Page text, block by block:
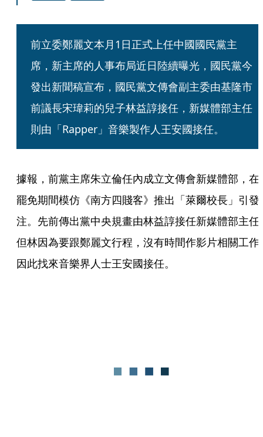
前立委鄭麗文本月1日正式上任中國國民黨主
席，新主席的人事布局近日陸續曝光，國民黨今
發出新聞稿宣布，國民黨文傳會副主委由基隆市
前議長宋瑋莉的兒子林益諄接任，新媒體部主任
則由「Rapper」音樂製作人王安國接任。
據報，前黨主席朱立倫任內成立文傳會新媒體部，在
罷免期間模仿《南方四賤客》推出「萊爾校長」引發
注。先前傳出黨中央規畫由林益諄接任新媒體部主任
但林因為要跟鄭麗文行程，沒有時間作影片相關工作
因此找來音樂界人士王安國接任。